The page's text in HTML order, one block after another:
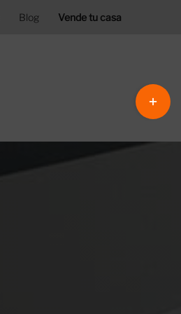
Blog Vende tu casa
Toggle
Sliding